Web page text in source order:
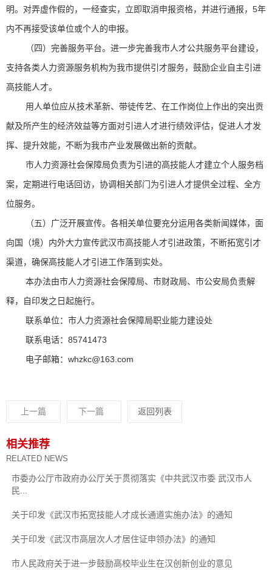
明。对弄虚作假的，一经查实，立即取消申报资格，并进行通报，5年
内不再接受该单位或个人的申报。
（四）完善服务平台。进一步完善我市人才公共服务平台建设，
支持各类人力资源服务机构为我市提供引才服务，鼓励企业自主引进
高技能人才。
用人单位应从技术革新、带徒传艺、在工作岗位上作出的突出贡
献及所产生的经济效益等方面对引进人才进行绩效评估，促进人才发
挥、提升效能，不断为我市产业发展做出新的贡献。
市人力资源社会保障局负责为引进的高技能人才建立个人服务档
案，定期进行电话回访，协调相关部门为引进人才提供全过程、全方
位服务。
（五）广泛开展宣传。各相关单位要充分运用各类新闻媒体，面
向国（境）内外大力宣传武汉市高技能人才引进政策，不断拓宽引才
渠道，确保高技能人才引进工作落到实处。
本办法由市人力资源社会保障局、市财政局、市公安局负责解
释，自印发之日起施行。
联系单位：市人力资源社会保障局职业能力建设处
联系电话：85741473
电子邮箱：whzkc@163.com
上一篇 下一篇 返回列表
相关推荐
RELATED NEWS
市委办公厅市政府办公厅关于贯彻落实《中共武汉市委 武汉市人
民...
关于印发《武汉市拓宽技能人才成长通道实施办法》的通知
关于印发《武汉市高层次人才居住证申领办法》的通知
市人民政府关于进一步鼓励高校毕业生在汉创新创业的意见